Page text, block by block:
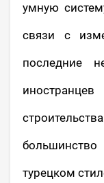
умную
связи с
последние
турецком